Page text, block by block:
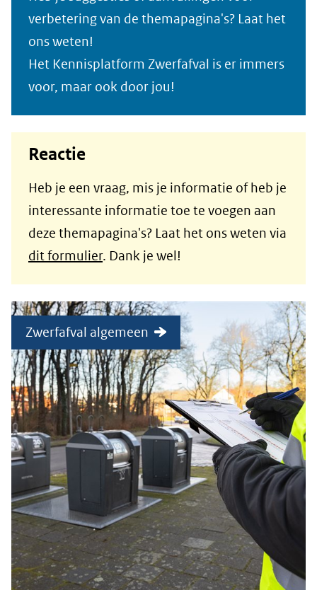
verbetering van de themapagina's? Laat het
ons weten!
Het Kennisplatform Zwerfafval is er immers
voor, maar ook door jou!
Reactie
Heb je een vraag, mis je informatie of heb je
interessante informatie toe te voegen aan
deze themapagina's? Laat het ons weten via
dit formulier. Dank je wel!
Zwerfafval algemeen